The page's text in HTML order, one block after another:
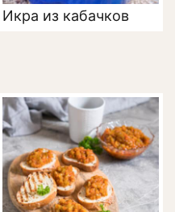
Икра из кабачков